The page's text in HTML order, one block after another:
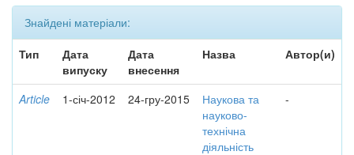
Знайдені матеріали:
Тип
Дата
випуску
Дата
внесення
Назва Автор(и)
Article 1-січ-2012 24-гру-2015
Наукова та
науково-
технічна
діяльність
-